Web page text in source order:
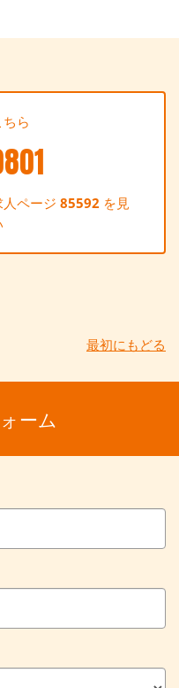
ら
人ページ85592 を見
最初にもどる
ーム